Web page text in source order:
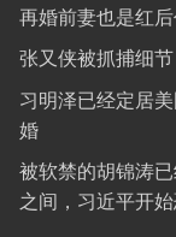
再婚前妻也是红
张又侠被抓捕细节
习明泽已经定居
婚
被软禁的胡锦涛
之间，习近平开始